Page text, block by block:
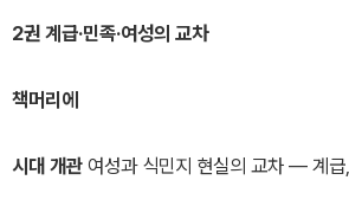
2권 계급·민족·여성의 교차
책머리에
시대 개관 여성과 식민지 현실의 교차 ― 계급